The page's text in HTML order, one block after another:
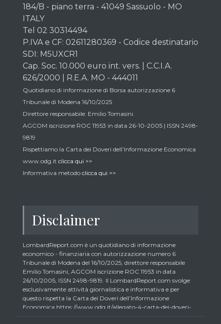
184/B - piano terra - 41049 Sassuolo - MO
ITALY
Tel 02 30314494
P.IVA e CF: 02611280369 - Codice destinatario
SDI: M5UXCR1
Cap. Soc. 10.000 euro int. vers. | C.C.I.A.
626/2000 | R.E.A. MO - 444011
Quotidiano di informazione di Borsa autorizzazione 6
Tribunale di Modena 16/10/2025
Direttore responsabile: Emilio Tomasini.
AGCOM iscrizione ROC 11953 in data 26-10-2005 | ISSN 2498-
9819
Rispettiamo la Carta dei Doveri dell’Informazione Economica
www.odg.it clicca qui >>
Informativa metodo clicca qui >>
Disclaimer
LombardReport.com è un quotidiano di informazione
economico - finanziaria con autorizzazione numero 6
Tribunale di Modena del 16/10/2025, direttore responsabile
Emilio Tomasini, AGCOM iscrizione ROC 11953 in data
26/10/2005, ISSN 2498-9819. Il LombardReport.com svolge
esclusivamente attività giornalistica e informativa e per
questo rispetta la Carta dei Doveri dell’Informazione
Economica https://www.odg.it/allegato-4-carta-dei-doveri-